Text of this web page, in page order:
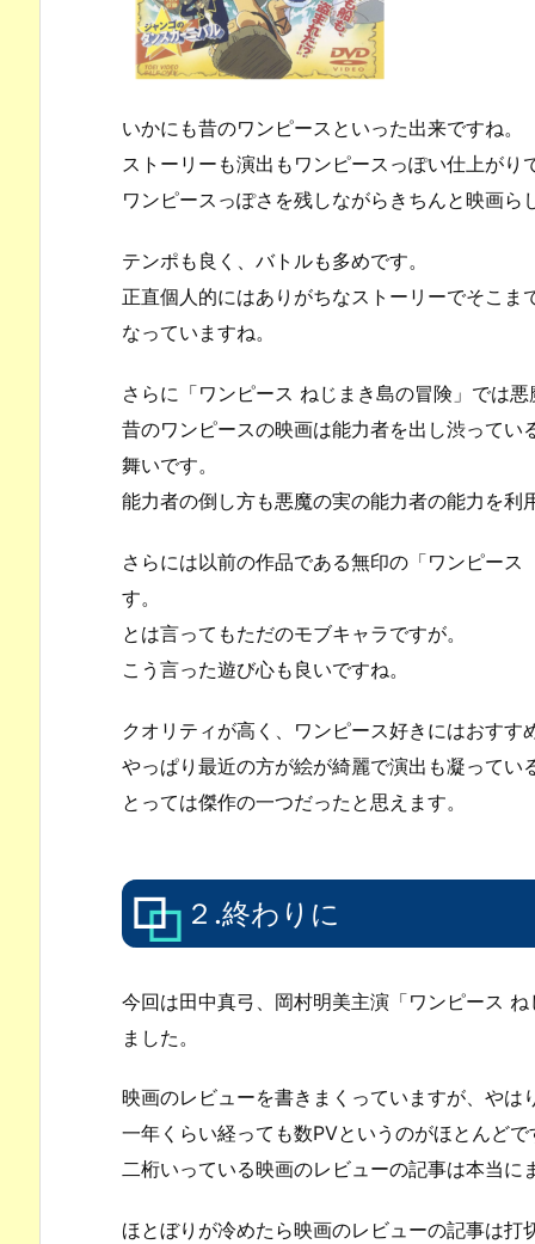
いかにも昔のワンピースといった出来ですね。
ストーリーも演出もワンピースっぽい仕上がり
ワンピースっぽさを残しながらきちんと映画ら
テンポも良く、バトルも多めです。
正直個人的にはありがちなストーリーでそこ
なっていますね。
さらに「ワンピース ねじまき島の冒険」では
昔のワンピースの映画は能力者を出し渋って
舞いです。
能力者の倒し方も悪魔の実の能力者の能力を
さらには以前の作品である無印の「ワンピー
す。
とは言ってもただのモブキャラですが。
こう言った遊び心も良いですね。
クオリティが高く、ワンピース好きにはおすす
やっぱり最近の方が絵が綺麗で演出も凝って
とっては傑作の一つだったと思えます。
２.終わりに
今回は田中真弓、岡村明美主演「ワンピース
ました。
映画のレビューを書きまくっていますが、や
一年くらい経っても数PVというのがほとんどで
二桁いっている映画のレビューの記事は本当に
ほとぼりが冷めたら映画のレビューの記事は打